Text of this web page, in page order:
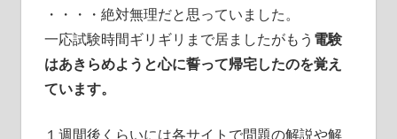
・・・・絶対無理だと思っていました。
一応試験時間ギリギリまで居ましたがもう 電験
はあきらめようと心に誓って帰宅したのを覚え
ています。
１週間後くらいには各サイトで問題の解説や解